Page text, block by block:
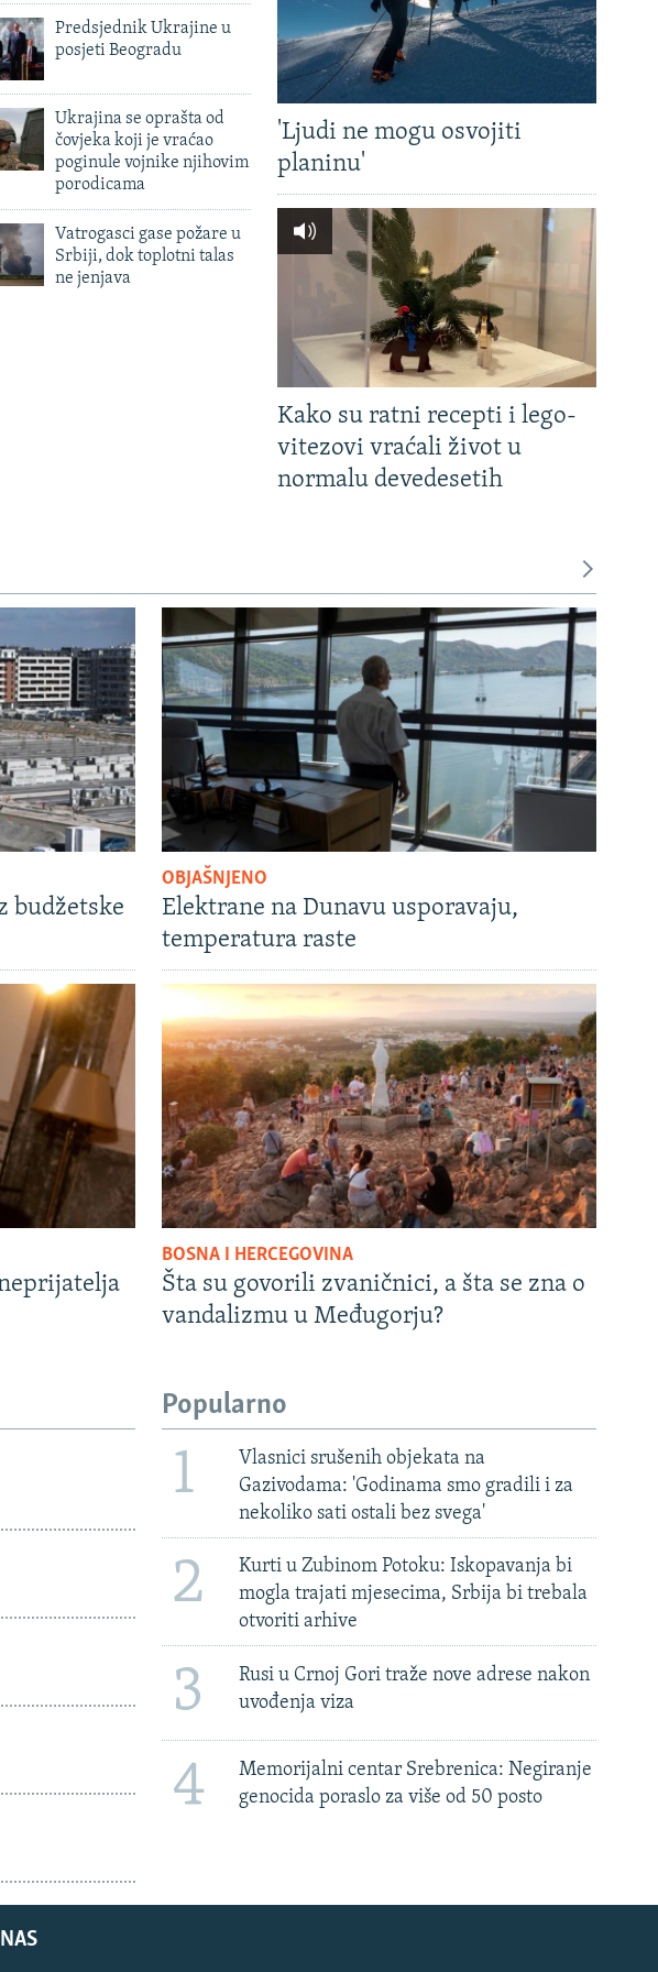
Predsjednik Ukrajine u
posjeti Beogradu
Ukrajina se oprašta od
čovjeka koji je vraćao
poginule vojnike njihovim
porodicama
Vatrogasci gase požare u
Srbiji, dok toplotni talas
ne jenjava
'Ljudi ne mogu osvojiti
planinu'
Kako su ratni recepti i lego-
vitezovi vraćali život u
normalu devedesetih
budžetske
OBJAŠNJENO
Elektrane na Dunavu usporavaju,
temperatura raste
BOSNA I HERCEGOVINA
Šta su govorili zvaničnici, a šta se zna o
vandalizmu u Međugorju?
Popularno
1
Vlasnici srušenih objekata na
Gazivodama: 'Godinama smo gradili i za
nekoliko sati ostali bez svega'
2
Kurti u Zubinom Potoku: Iskopavanja bi
mogla trajati mjesecima, Srbija bi trebala
otvoriti arhive
3
Rusi u Crnoj Gori traže nove adrese nakon
uvođenja viza
4
Memorijalni centar Srebrenica: Negiranje
genocida poraslo za više od 50 posto